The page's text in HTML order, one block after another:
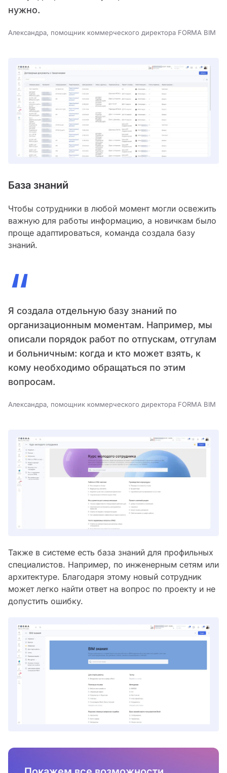
нужно.
Александра, помощник коммерческого директора FORMA BIM
База знаний
Чтобы сотрудники в любой момент могли освежить
важную для работы информацию, а новичкам было
проще адаптироваться, команда создала базу
знаний.
“
Я создала отдельную базу знаний по
организационным моментам. Например, мы
описали порядок работ по отпускам, отгулам
и больничным: когда и кто может взять, к
кому необходимо обращаться по этим
вопросам.
Александра, помощник коммерческого директора FORMA BIM
Также в системе есть база знаний для профильных
специалистов. Например, по инженерным сетям или
архитектуре. Благодаря этому новый сотрудник
может легко найти ответ на вопрос по проекту и не
допустить ошибку.